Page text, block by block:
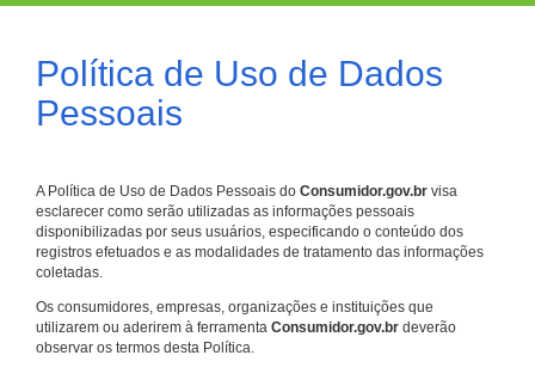
Política de Uso de Dados
Pessoais
A Política de Uso de Dados Pessoais do Consumidor.gov.br visa
esclarecer como serão utilizadas as informações pessoais
disponibilizadas por seus usuários, especificando o conteúdo dos
registros efetuados e as modalidades de tratamento das informações
coletadas.
Os consumidores, empresas, organizações e instituições que
utilizarem ou aderirem à ferramenta Consumidor.gov.br deverão
observar os termos desta Política.